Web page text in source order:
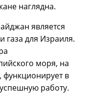
наглядна.
является
газа для Израиля.
моря, на
в
работу.